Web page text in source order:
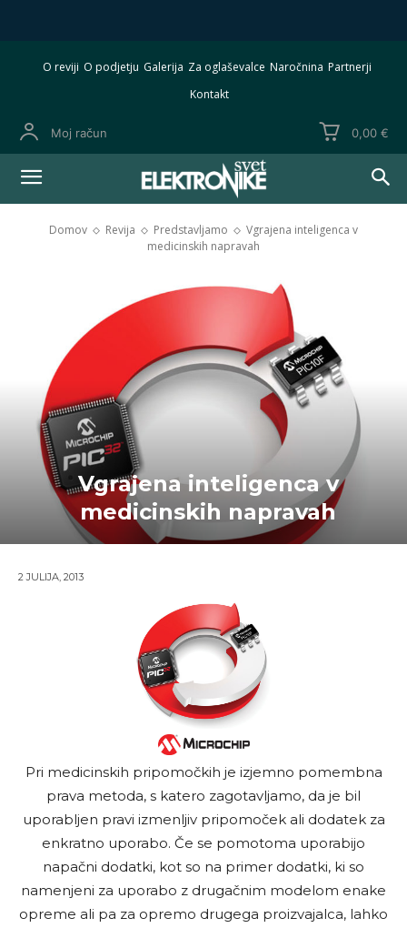
O reviji O podjetju Galerija Za oglaševalce Naročnina Partnerji
Kontakt
Moj račun 0,00 €
Domov Revija Predstavljamo
Vgrajena inteligenca v
medicinskih napravah
Vgrajena inteligenca v
medicinskih napravah
2 JULIJA, 2013
Pri medicinskih pripomočkih je izjemno pomembna
prava metoda, s katero zagotavljamo, da je bil
uporabljen pravi izmenljiv pripomoček ali dodatek za
enkratno uporabo. Če se pomotoma uporabijo
napačni dodatki, kot so na primer dodatki, ki so
namenjeni za uporabo z drugačnim modelom enake
opreme ali pa za opremo drugega proizvajalca, lahko